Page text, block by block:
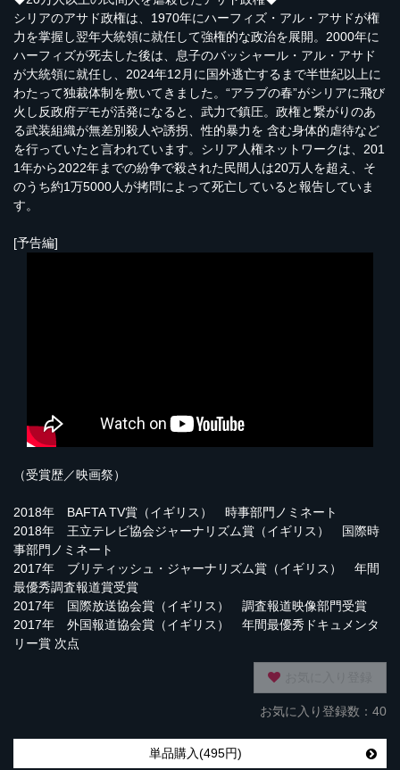
シリアのアサド政権は、1970年にハーフィズ・アル・アサドが権
力を掌握し翌年大統領に就任して強権的な政治を展開。2000年に
ハーフィズが死去した後は、息子のバッシャール・アル・アサド
が大統領に就任し、2024年12月に国外逃亡するまで半世紀以上に
わたって独裁体制を敷いてきました。“アラブの春”がシリアに飛び
火し反政府デモが活発になると、武力で鎮圧。政権と繋がりのあ
る武装組織が無差別殺人や誘拐、性的暴力を 含む身体的虐待など
を行っていたと言われています。シリア人権ネットワークは、201
1年から2022年までの紛争で殺された民間人は20万人を超え、そ
のうち約1万5000人が拷問によって死亡していると報告していま
す。
[予告編]
（受賞歴／映画祭）
2018年 BAFTA TV賞（イギリス） 時事部門ノミネート
2018年 王立テレビ協会ジャーナリズム賞（イギリス） 国際時
事部門ノミネート
2017年 ブリティッシュ・ジャーナリズム賞（イギリス） 年間
最優秀調査報道賞受賞
2017年 国際放送協会賞（イギリス） 調査報道映像部門受賞
2017年 外国報道協会賞（イギリス） 年間最優秀ドキュメンタ
リー賞 次点
お気に入り登録数：40
単品購入(495円)